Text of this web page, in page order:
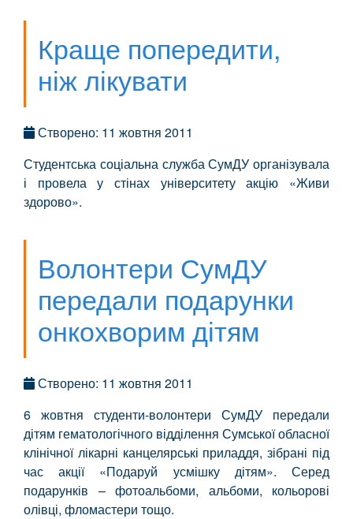
Краще попередити,
ніж лікувати
Створено: 11 жовтня 2011
Студентська соціальна служба СумДУ організувала
і провела у стінах університету акцію «Живи
здорово».
Волонтери СумДУ
передали подарунки
онкохворим дітям
Створено: 11 жовтня 2011
6 жовтня студенти-волонтери СумДУ передали
дітям гематологічного відділення Сумської обласної
клінічної лікарні канцелярські приладдя, зібрані під
час акції «Подаруй усмішку дітям». Серед
подарунків – фотоальбоми, альбоми, кольорові
олівці, фломастери тощо.